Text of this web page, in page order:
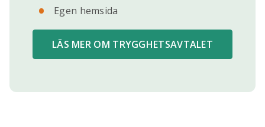
Egen hemsida
LÄS MER OM TRYGGHETSAVTALET